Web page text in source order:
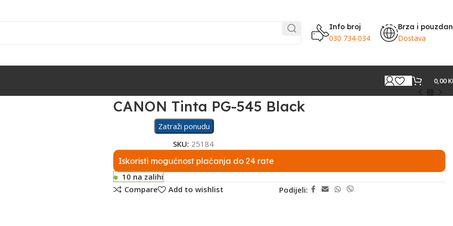
Info broj
030 734-034
Brza i
Dostava
0,00
CANON Tinta PG-545 Black
Zatraži ponudu
SKU: 25184
Iskoristi mogućnost plaćanja do 24 rate
10 na zalihi
Compare
Add to wishlist Podijeli: